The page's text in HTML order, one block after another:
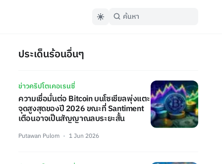
ประเด็นร้อนอื่นๆ
ข่าวคริปโตเคอเรนซี่
ความเชื่อมั่นต่อ Bitcoin บนโซเชียลพุ่งแตะ
จุดสูงสุดของปี 2026 ขณะที่ Santiment
เตือนอาจเป็นสัญญาณลบระยะสั้น
Putawan Pulom 1 Jun 2026